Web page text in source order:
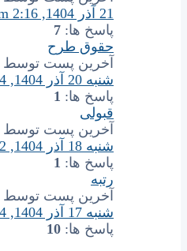
21 آذر 1404, 2:16 pm
پاسخ ها: 7
حقوق طرح
آخرین پست توسط
شنبه 20 آذر 1404, 11:34 am
پاسخ ها: 1
قبولی
آخرین پست توسط
شنبه 18 آذر 1404, 8:22 am
پاسخ ها: 1
رتبه
آخرین پست توسط
شنبه 17 آذر 1404, 11:14 am
پاسخ ها: 10